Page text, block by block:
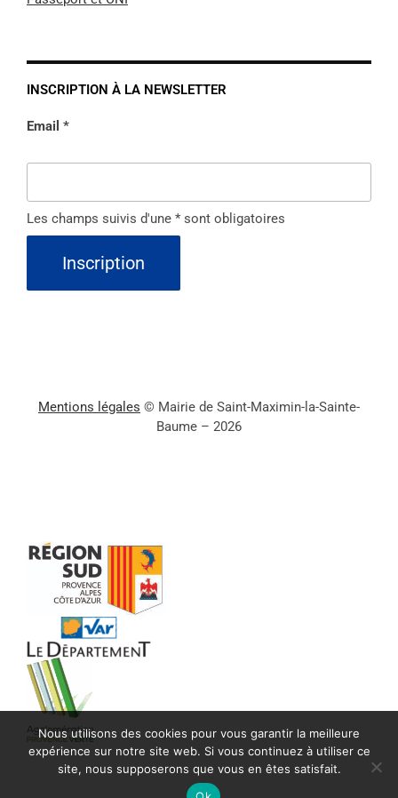
INSCRIPTION À LA NEWSLETTER
Email *
Les champs suivis d'une * sont obligatoires
Mentions légales © Mairie de Saint-Maximin-la-Sainte-
Baume – 2026
Nous utilisons des cookies pour vous garantir la meilleure
expérience sur notre site web. Si vous continuez à utiliser ce
site, nous supposerons que vous en êtes satisfait.